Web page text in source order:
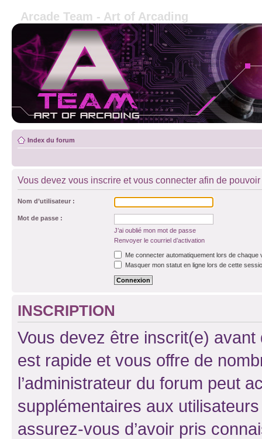
Arcade Team - Art of Arcading
Index du forum
Vous devez vous inscrire et vous connecter afin de
Nom d’utilisateur :
Mot de passe :
J’ai oublié mon mot de passe
Renvoyer le courriel d’activation
Me connecter automatiquement lors de chaque
Masquer mon statut en ligne lors de cette
INSCRIPTION
Vous devez être inscrit(e) avant
est rapide et vous offre de
l’administrateur du forum peut
supplémentaires aux
assurez-vous d’avoir pris